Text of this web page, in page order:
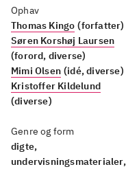
Ophav
Thomas Kingo (forfatter)
Søren Korshøj Laursen
(forord, diverse)
Mimi Olsen (idé, diverse)
Kristoffer Kildelund
(diverse)
Genre og form
digte,
undervisningsmaterialer,